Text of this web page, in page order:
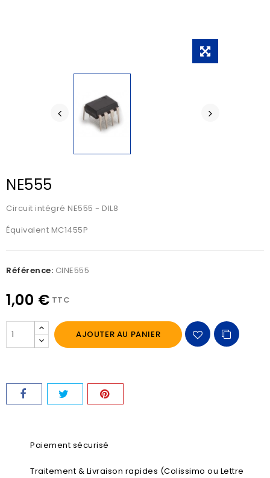
NE555
Circuit intégré NE555 - DIL8
Équivalent MC1455P
Référence: CINE555
1,00 € TTC
AJOUTER AU PANIER
Paiement sécurisé
Traitement & Livraison rapides (Colissimo ou Lettre